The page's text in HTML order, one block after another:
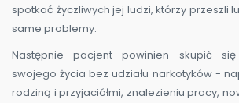
spotkać życzliwych jej ludzi, którzy przeszli
same problemy.
Następnie pacjent powinien skupić
swojego życia bez udziału narkotyków -
rodziną i przyjaciółmi, znalezieniu pracy,